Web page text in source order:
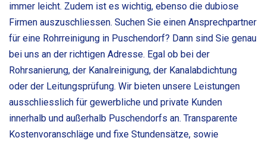
immer leicht. Zudem ist es wichtig, ebenso die dubiose
Firmen auszuschliessen. Suchen Sie einen Ansprechpartner
für eine Rohrreinigung in Puschendorf? Dann sind Sie genau
bei uns an der richtigen Adresse. Egal ob bei der
Rohrsanierung, der Kanalreinigung, der Kanalabdichtung
oder der Leitungsprüfung. Wir bieten unsere Leistungen
ausschliesslich für gewerbliche und private Kunden
innerhalb und außerhalb Puschendorfs an. Transparente
Kostenvoranschläge und fixe Stundensätze, sowie